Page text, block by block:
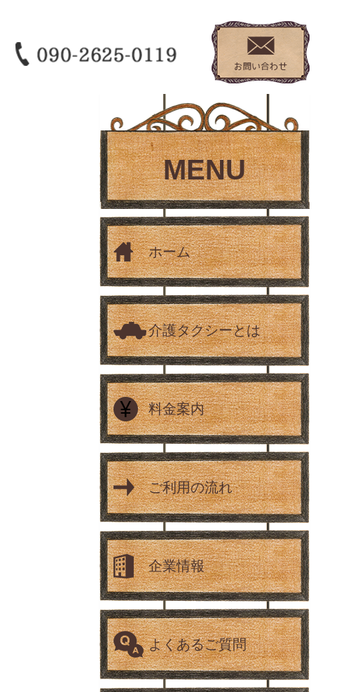
MENU
ホーム
介護タクシーとは
料金案内
ご利用の流れ
企業情報
よくあるご質問